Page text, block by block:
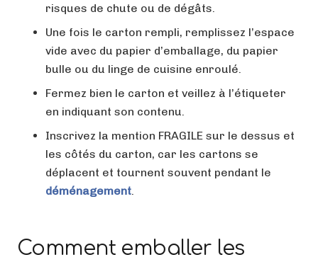
risques de chute ou de dégâts.
Une fois le carton rempli, remplissez l’espace
vide avec du papier d’emballage, du papier
bulle ou du linge de cuisine enroulé.
Fermez bien le carton et veillez à l’étiqueter
en indiquant son contenu.
Inscrivez la mention FRAGILE sur le dessus et
les côtés du carton, car les cartons se
déplacent et tournent souvent pendant le
déménagement
Comment emballer les